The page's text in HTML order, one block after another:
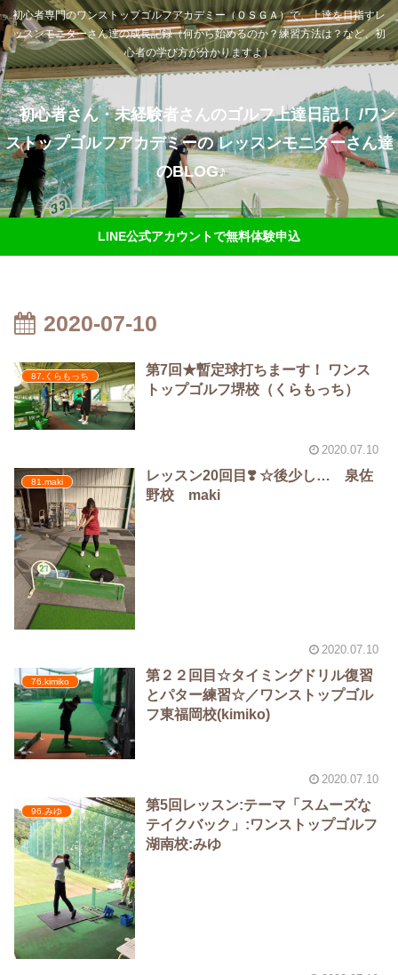
初心者専門のワンストップゴルフアカデミー（ＯＳＧＡ）で、上達を目指すレ
ッスンモニターさん達の成長記録（何から始めるのか？練習方法は？など、初
心者の学び方が分かりますよ）
初心者さん・未経験者さんのゴルフ上達日記！ /ワン
ストップゴルフアカデミーの レッスンモニターさん達
のBLOG♪
LINE公式アカウントで無料体験申込
2020-07-10
87.くらもっち
第7回★暫定球打ちまーす！ ワンス
トップゴルフ堺校（くらもっち）
2020.07.10
81.maki
レッスン20回目❣️ ☆後少し… 泉佐
野校 maki
2020.07.10
76.kimiko
第２２回目☆タイミングドリル復習
とパター練習☆／ワンストップゴル
フ東福岡校(kimiko)
2020.07.10
96.みゆ
第5回レッスン:テーマ「スムーズな
テイクバック」:ワンストップゴルフ
湖南校:みゆ